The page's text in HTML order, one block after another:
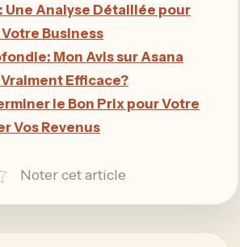
Une Analyse Détaillée pour
Business
Mon Avis sur Asana
Efficace?
le Bon Prix pour Votre
Vos Revenus
Noter cet article